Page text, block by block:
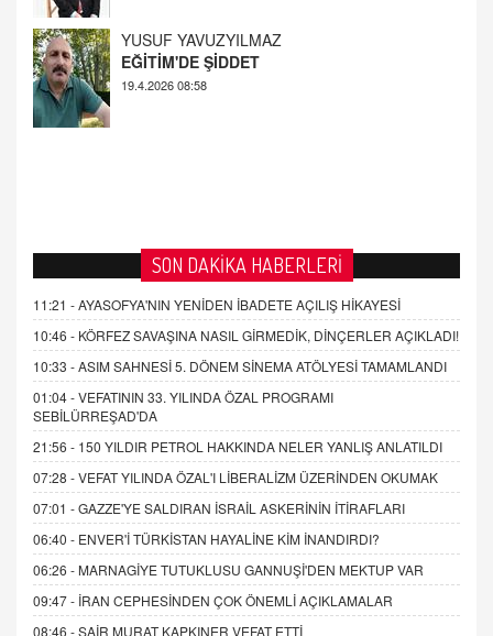
AHMED ÇITLAKOĞLU
OKUL SALDIRILARININ ORTAYA ÇIKARTTIĞI
GERÇEK!
SON DAKİKA HABERLERİ
11:21 -AYASOFYA'NIN YENİDEN İBADETE AÇILIŞ HİKAYESİ
10:46 - KÖRFEZ SAVAŞINA NASIL GİRMEDİK, DİNÇERLER AÇIKLADI!
10:33 -ASIM SAHNESİ 5. DÖNEM SİNEMA ATÖLYESİ TAMAMLANDI
01:04 -VEFATININ 33. YILINDA ÖZAL PROGRAMI
SEBİLÜRREŞAD'DA
21:56 - 150 YILDIR PETROL HAKKINDA NELER YANLIŞ ANLATILDI
07:28 -VEFAT YILINDA ÖZAL'I LİBERALİZM ÜZERİNDEN OKUMAK
07:01 -GAZZE'YE SALDIRAN İSRAİL ASKERİNİN İTİRAFLARI
06:40 - ENVER'İ TÜRKİSTAN HAYALİNE KİM İNANDIRDI?
06:26 - MARNAGİYE TUTUKLUSU GANNUŞİ'DEN MEKTUP VAR
09:47 - İRAN CEPHESİNDEN ÇOK ÖNEMLİ AÇIKLAMALAR
08:46 -ŞAİR MURAT KAPKINER VEFAT ETTİ